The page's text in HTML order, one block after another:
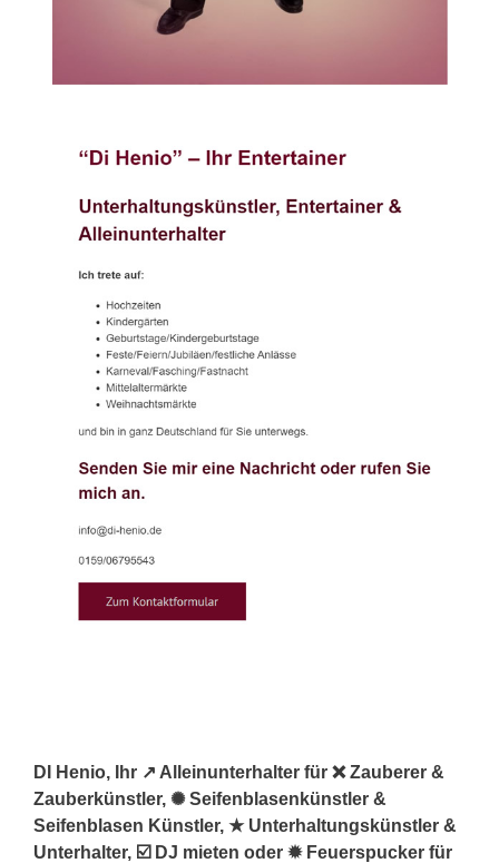
DI Henio, Ihr ↗️ Alleinunterhalter für ❌ Zauberer &
Zauberkünstler, ✺ Seifenblasenkünstler &
Seifenblasen Künstler, ★ Unterhaltungskünstler &
Unterhalter, ☑️ DJ mieten oder ✹ Feuerspucker für